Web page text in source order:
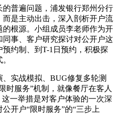
普遍问题，浦发银行郑州分行
是主动出击，深入剖析开户流
根源。小组成员李老师作为开
事、客户研究探讨对公开户这
约制、到T-1日预约，积极探
实战模拟、BUG修复多轮测
时服务”机制，就像餐厅在客人
一举措是对客户体验的一次深
开户“限时服务”的“三步上